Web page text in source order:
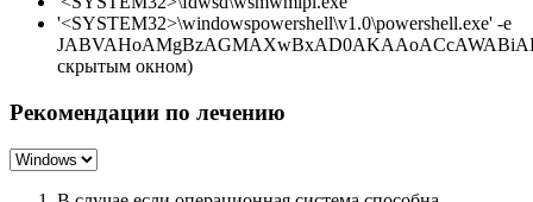
'<SYSTEM32>\windowspowershell\v1.0\powershell.exe' -e
скрытым окном)
Рекомендации по лечению